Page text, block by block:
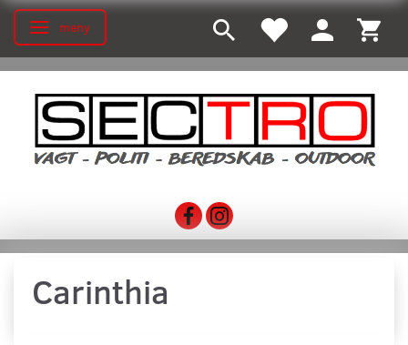
Ändra navigering
meny
Carinthia